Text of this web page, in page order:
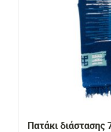
Πατάκι διάστασης